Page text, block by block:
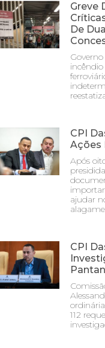
Greve
De
CPI
Ações
Após
ajudar
CPI
112